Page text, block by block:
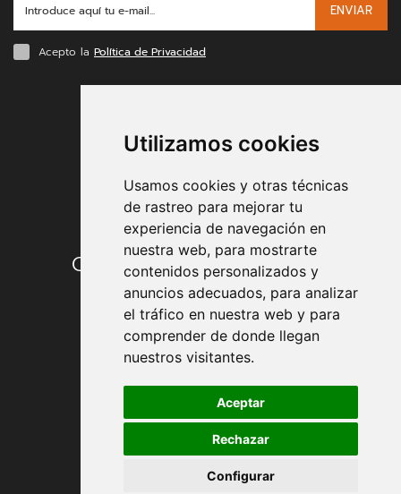
Utilizamos cookies
Usamos cookies y otras técnicas
de rastreo para mejorar tu
experiencia de navegación en
nuestra web, para mostrarte
contenidos personalizados y
anuncios adecuados, para analizar
el tráfico en nuestra web y para
comprender de donde llegan
nuestros visitantes.
Aceptar
Rechazar
Configurar
ENVIAR
Acepto la Política de Privacidad
Condiciones de contratación
Envío y entrega
Devoluciones
Formas de pago
Política de Privacidad